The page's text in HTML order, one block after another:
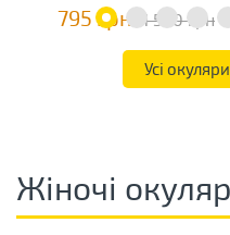
795 грн 1 590 грн
Усі
Жіночі